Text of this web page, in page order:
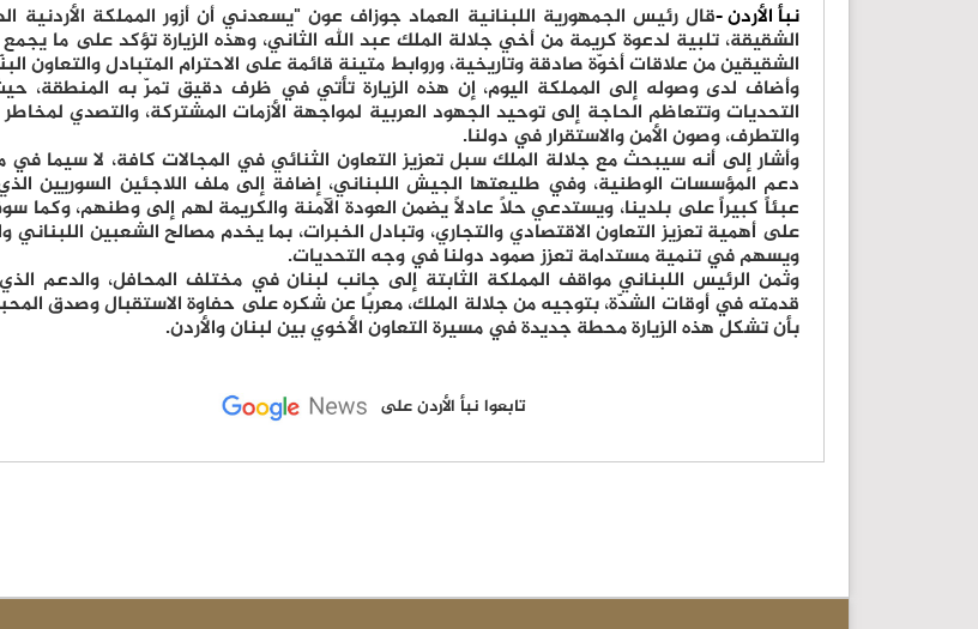
نبأ الأردن -قال رئيس الجمهورية اللبنانية العماد جوزاف عون "يسعدني أن أزور المملكة الأردنية
الشقيقة، تلبية لدعوة كريمة من أخي جلالة الملك عبد الله الثاني، وهذه الزيارة تؤكد على ما يجمع
الشقيقين من علاقات أخوّة صادقة وتاريخية، وروابط متينة قائمة على الاحترام المتبادل والتعاون
وأضاف لدى وصوله إلى المملكة اليوم، إن هذه الزيارة تأتي في ظرف دقيق تمرّ به المنطقة،
التحديات وتتعاظم الحاجة إلى توحيد الجهود العربية لمواجهة الأزمات المشتركة، والتصدي لمخاطر
والتطرف، وصون الأمن والاستقرار في دولنا.
وأشار إلى أنه سيبحث مع جلالة الملك سبل تعزيز التعاون الثنائي في المجالات كافة، لا سيما
دعم المؤسسات الوطنية، وفي طليعتها الجيش اللبناني، إضافة إلى ملف اللاجئين السوريين
عبئاً كبيراً على بلدينا، ويستدعي حلاً عادلاً يضمن العودة الآمنة والكريمة لهم إلى وطنهم، وكما
على أهمية تعزيز التعاون الاقتصادي والتجاري، وتبادل الخبرات، بما يخدم مصالح الشعبين اللبناني
ويسهم في تنمية مستدامة تعزز صمود دولنا في وجه التحديات.
وثمن الرئيس اللبناني مواقف المملكة الثابتة إلى جانب لبنان في مختلف المحافل، والدعم
قدمته في أوقات الشدّة، بتوجيه من جلالة الملك، معربًا عن شكره على حفاوة الاستقبال وصدق
بأن تشكل هذه الزيارة محطة جديدة في مسيرة التعاون الأخوي بين لبنان والأردن.
تابعوا نبأ الأردن على